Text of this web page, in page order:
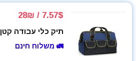
משאבה טבולה
משחזת זווית
משחזת ציר
ניירות ליטוש
7.57$ / 28₪
תיק כלי עבודה קטן 13 אינץ
🚛 משלוח חינם